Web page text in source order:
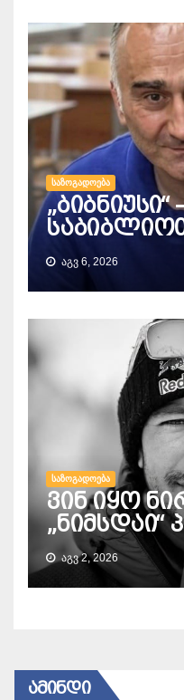
ᲡᲐᲖᲝᲒᲐᲓᲝᲔᲑᲐ
ᲐᲒᲕ 6, 2026
ᲡᲐᲖᲝᲒᲐᲓᲝᲔᲑᲐ
ვინ იყო
„ნიმსდაი“
ᲐᲒᲕ 2, 2026
ᲐᲛᲘᲜᲓᲘ